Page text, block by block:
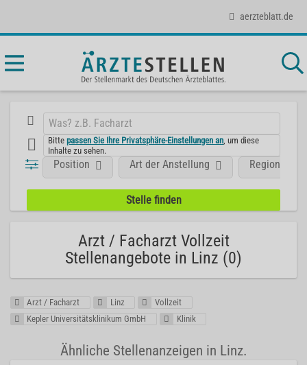
aerzteblatt.de
Bittepassen Sie Ihre Privatsphäre-Einstellungen an , um diese
Inhalte zu sehen.
Position Art der Anstellung Region
Arzt / Facharzt Vollzeit
Stellenangebote in Linz (0)
Arzt / Facharzt Linz
Vollzeit
Kepler Universitätsklinikum GmbH
Klinik
Ähnliche Stellenanzeigen in Linz.